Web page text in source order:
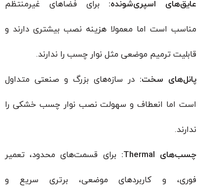
عایق‌های اسپری‌شونده:برای فضاهای غیرمنتظم
مناسب است اما معمولا هزینه نصب بیشتری دارند و
قابلیت ترمیم موضعی مثل نوار چسب را ندارند.
پانل‌های سخت:در سازه‌های بزرگ و صنعتی متداول
است اما انعطاف و سهولت نصب نوار چسب خشکی را
ندارند.
چسب‌های Thermal: برای قسمت‌های محدود، تعمیر
فوری، و کاربردهای موضعی، برتری سریع و